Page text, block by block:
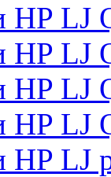
HP LJ
HP LJ
HP LJ
HP LJ
LJ